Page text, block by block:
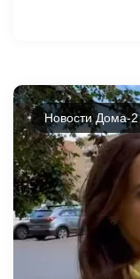
Новости Дома-2